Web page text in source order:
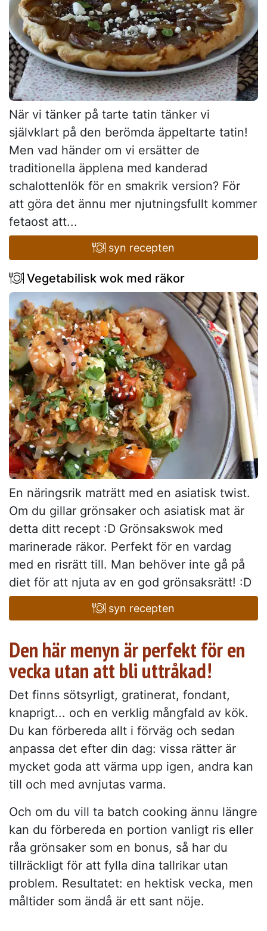
När vi tänker på tarte tatin tänker vi
självklart på den berömda äppeltarte tatin!
Men vad händer om vi ersätter de
traditionella äpplena med kanderad
schalottenlök för en smakrik version? För
att göra det ännu mer njutningsfullt kommer
fetaost att...
syn recepten
Vegetabilisk wok med räkor
En näringsrik maträtt med en asiatisk twist.
Om du gillar grönsaker och asiatisk mat är
detta ditt recept :D Grönsakswok med
marinerade räkor. Perfekt för en vardag
med en risrätt till. Man behöver inte gå på
diet för att njuta av en god grönsaksrätt! :D
syn recepten
Den här menyn är perfekt för en
vecka utan att bli uttråkad!
Det finns sötsyrligt, gratinerat, fondant,
knaprigt... och en verklig mångfald av kök.
Du kan förbereda allt i förväg och sedan
anpassa det efter din dag: vissa rätter är
mycket goda att värma upp igen, andra kan
till och med avnjutas varma.
Och om du vill ta batch cooking ännu längre
kan du förbereda en portion vanligt ris eller
råa grönsaker som en bonus, så har du
tillräckligt för att fylla dina tallrikar utan
problem. Resultatet: en hektisk vecka, men
måltider som ändå är ett sant nöje.